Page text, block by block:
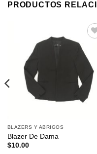
PRODUCTOS
lista de
BLAZERS Y ABRIGOS
Blazer De Dama
$10.00